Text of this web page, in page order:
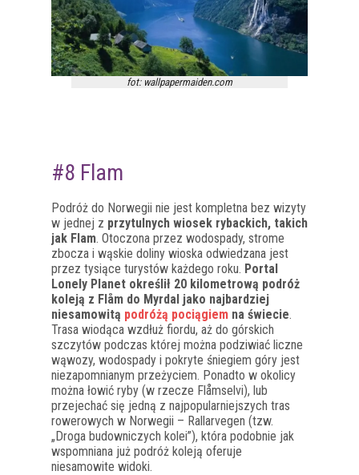
fot: wallpapermaiden.com
#8 Flam
Podróż do Norwegii nie jest kompletna bez wizyty
w jednej z przytulnych wiosek rybackich, takich
jak Flam. Otoczona przez wodospady, strome
zbocza i wąskie doliny wioska odwiedzana jest
przez tysiące turystów każdego roku. Portal
Lonely Planet określił 20 kilometrową podróż
koleją z Flåm do Myrdal jako najbardziej
niesamowitą podróżą pociągiem na świecie.
Trasa wiodąca wzdłuż fiordu, aż do górskich
szczytów podczas której można podziwiać liczne
wąwozy, wodospady i pokryte śniegiem góry jest
niezapomnianym przeżyciem. Ponadto w okolicy
można łowić ryby (w rzecze Flåmselvi), lub
przejechać się jedną z najpopularniejszych tras
rowerowych w Norwegii – Rallarvegen (tzw.
„Droga budowniczych kolei”), która podobnie jak
wspomniana już podróż koleją oferuje
niesamowite widoki.